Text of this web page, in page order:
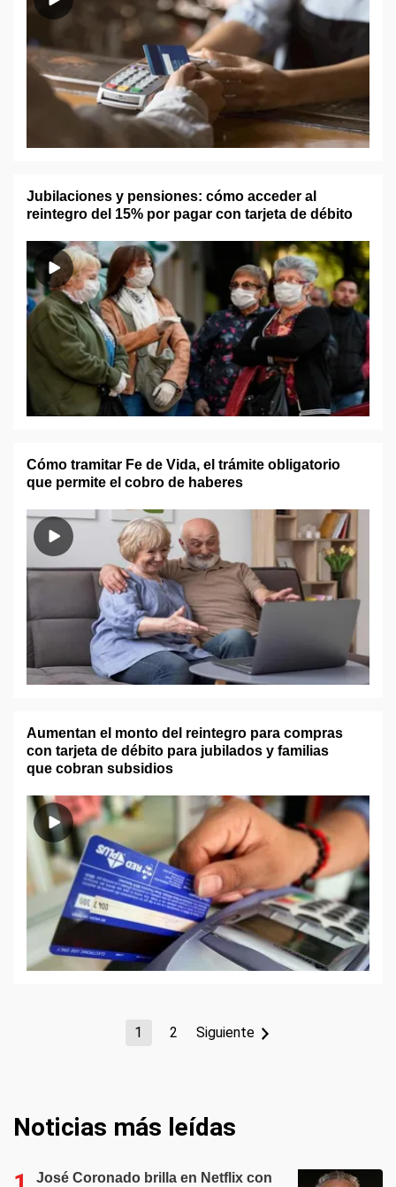
Jubilaciones y pensiones: cómo acceder al
reintegro del 15% por pagar con tarjeta de débito
Cómo tramitar Fe de Vida, el trámite obligatorio
que permite el cobro de haberes
Aumentan el monto del reintegro para compras
con tarjeta de débito para jubilados y familias
que cobran subsidios
1 2 Siguiente
Noticias más leídas
José Coronado brilla en Netflix con